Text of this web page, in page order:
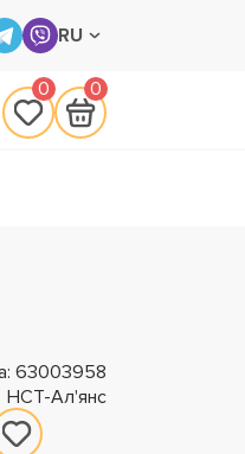
RU
0 0
63003958
НСТ-Ал'янс